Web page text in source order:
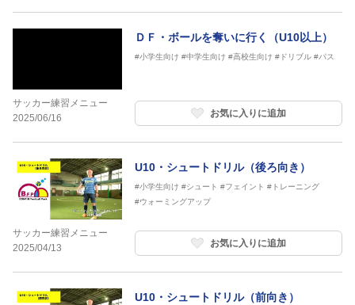
サッカー練習メニュー
2025/06/16
ＤＦ・ボールを奪いに行く（U10以上）
#小学生向け #中学生向け #高校生向け #ドリブル #パス
お気に入りに追加
サッカー練習メニュー
2025/04/13
U10・シュートドリル（後ろ向き）
#小学生向け #シュート #フェイント #トレーニング
#ウォーミングアップ
お気に入りに追加
U10・シュートドリル（前向き）